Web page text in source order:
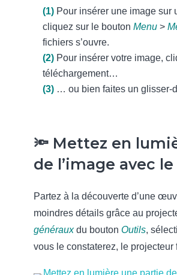
(1) Pour insérer une image sur
cliquez sur le bouton Menu >
fichiers s’ouvre.
(2) Pour insérer votre image,
téléchargement…
(3) … ou bien faites un glisser-
🔦 Mettez en
de l’image avec
Partez à la découverte d’une
moindres détails grâce au
générauxdu bouton Outils,
vous le constaterez, le